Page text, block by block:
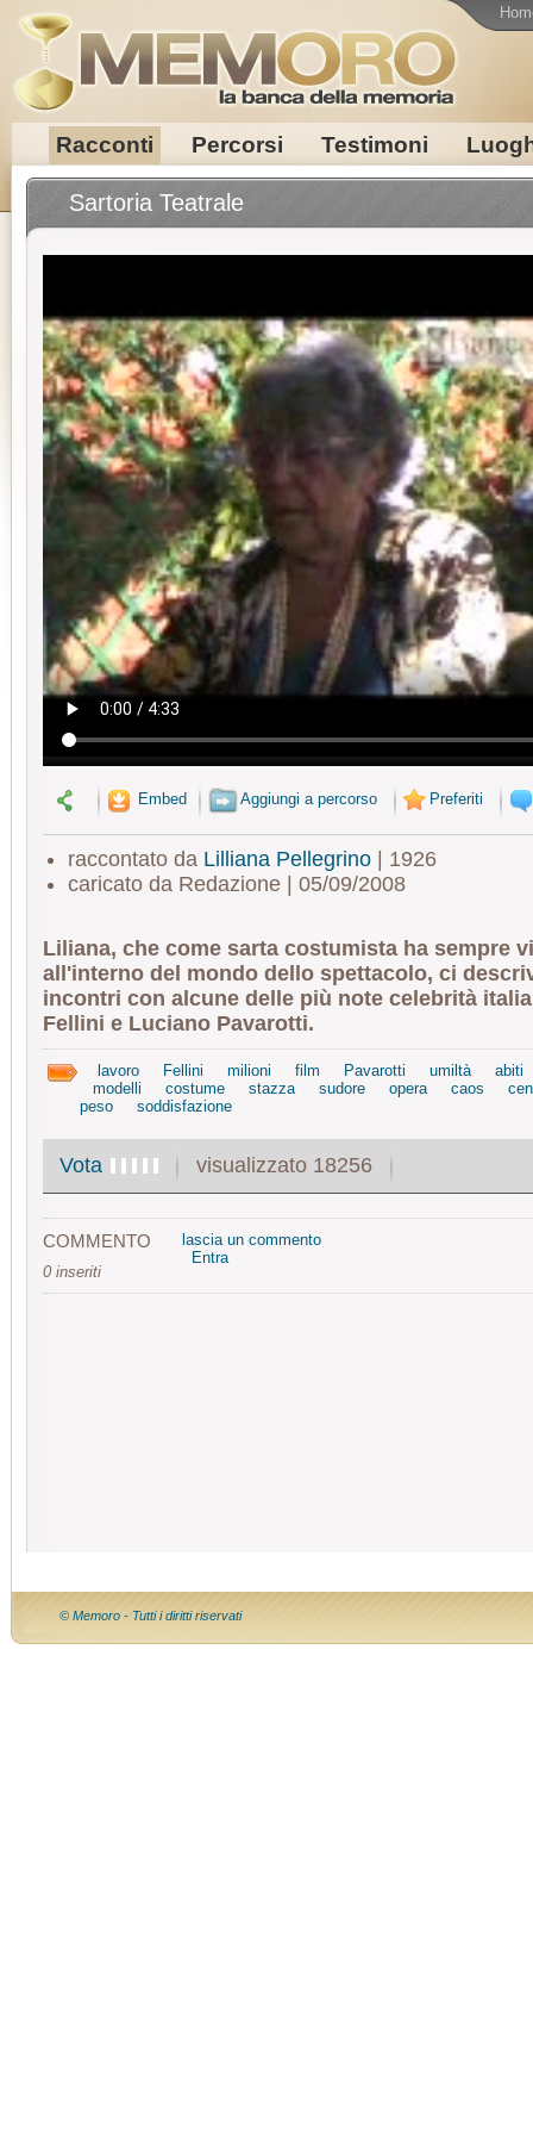
Racconti Percorsi Testimoni
Sartoria Teatrale
Embed Aggiungi a percorso Preferiti
raccontato da Lilliana Pellegrino| 1926
caricato da Redazione | 05/09/2008
Liliana, che come sarta costumista ha sempre
all'interno del mondo dello spettacolo, ci
incontri con alcune delle più note celebrità
Fellini e Luciano Pavarotti.
lavoro Fellini milioni film Pavarotti umiltà
abiti
modelli
costume stazza sudore opera caos
peso
soddisfazione
Vota visualizzato 18256
COMMENTO
0 inseriti
lascia un commento
Entra
© Memoro - Tutti i diritti riservati